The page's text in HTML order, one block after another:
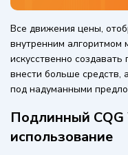
Все движения цены,
внутренним алгоритмом
искусственно
внести больше средств,
под надуманными
Подлинный CQG
использование